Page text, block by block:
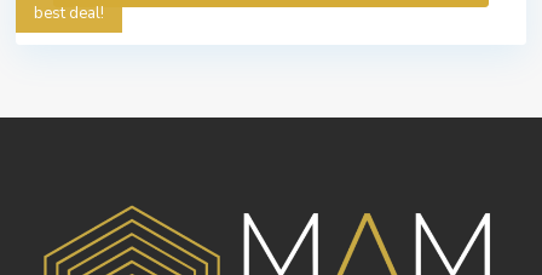
best deal!